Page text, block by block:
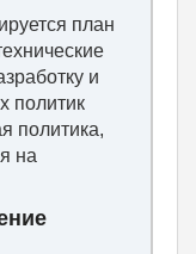
план
и
политик
политика,
на